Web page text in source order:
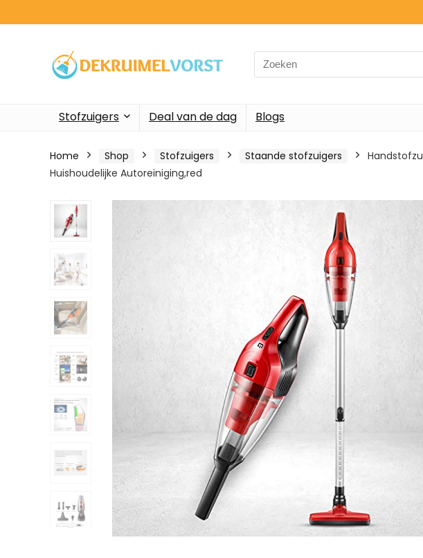
Search
for:
Stofzuigers Deal van de dag Blogs
Home Shop Stofzuigers Staande stofzuigers
Huishoudelijke Autoreiniging,red